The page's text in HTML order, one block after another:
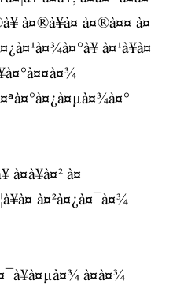
à¤®à¥à¤ à¤®à¤¤ à¤
à¤¹à¥à¤
à¤à¥à¤² à¤
à¤²à¤¿à¤¯à¤¾
à¤à¤¾